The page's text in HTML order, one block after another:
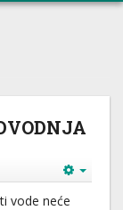
vode neće